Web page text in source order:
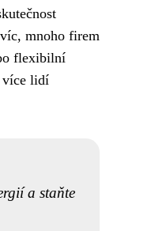
mnoho firem
flexibilní
více lidí
a staňte